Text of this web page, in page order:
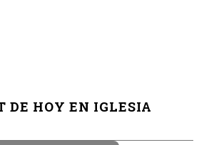
DE HOY EN IGLESIA